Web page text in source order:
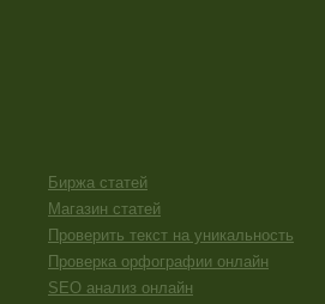
Биржа статей
Магазин статей
Проверить текст на уникальность
Проверка орфографии онлайн
SEO анализ онлайн